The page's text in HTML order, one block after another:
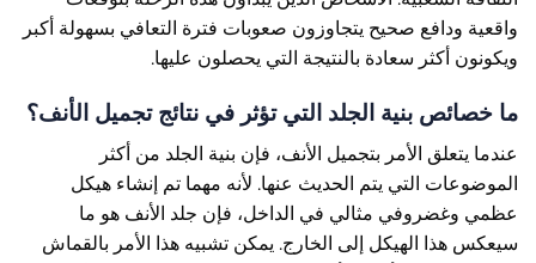
واقعية ودافع صحيح يتجاوزون صعوبات فترة التعافي بسهولة أكبر
ويكونون أكثر سعادة بالنتيجة التي يحصلون عليها.
ما خصائص بنية الجلد التي تؤثر في نتائج تجميل الأنف؟
عندما يتعلق الأمر بتجميل الأنف، فإن بنية الجلد من أكثر
الموضوعات التي يتم الحديث عنها. لأنه مهما تم إنشاء هيكل
عظمي وغضروفي مثالي في الداخل، فإن جلد الأنف هو ما
سيعكس هذا الهيكل إلى الخارج. يمكن تشبيه هذا الأمر بالقماش